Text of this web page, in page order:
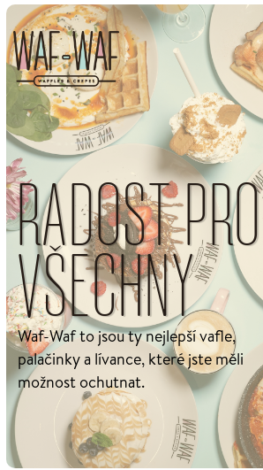
RADOST PRO
VŠECHNY
Waf-Waf to jsou ty nejlepší vafle,
palačinky a lívance, které jste měli
možnost ochutnat.